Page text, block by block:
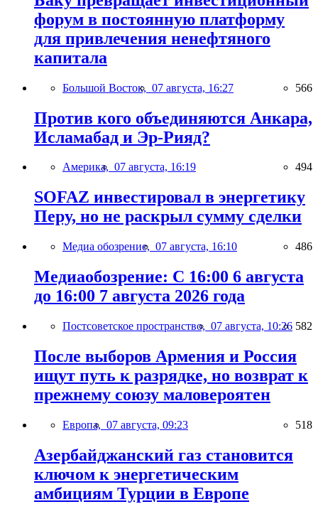
форум в постоянную платформу
для привлечения ненефтяного
капитала
Большой Восток, 07 августа, 16:27 566
Против кого объединяются Анкара,
Исламабад и Эр-Рияд?
Америка, 07 августа, 16:19 494
SOFAZ инвестировал в энергетику
Перу, но не раскрыл сумму сделки
Медиа обозрение, 07 августа, 16:10 486
Медиаобозрение: С 16:00 6 августа
до 16:00 7 августа 2026 года
Постсоветское пространство, 07 августа, 10:26 582
После выборов Армения и Россия
ищут путь к разрядке, но возврат к
прежнему союзу маловероятен
Европа, 07 августа, 09:23 518
Азербайджанский газ становится
ключом к энергетическим
амбициям Турции в Европе